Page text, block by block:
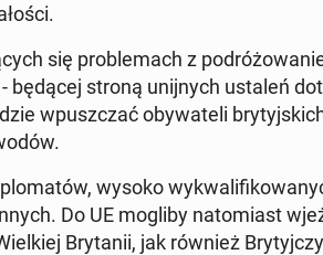
się pro­ble­mach z
będącej stroną unij­nych ustaleń
wpusz­czać oby­wa­te­li
wysoko
Do UE mogliby na­to­miast
Bry­ta­nii, jak również